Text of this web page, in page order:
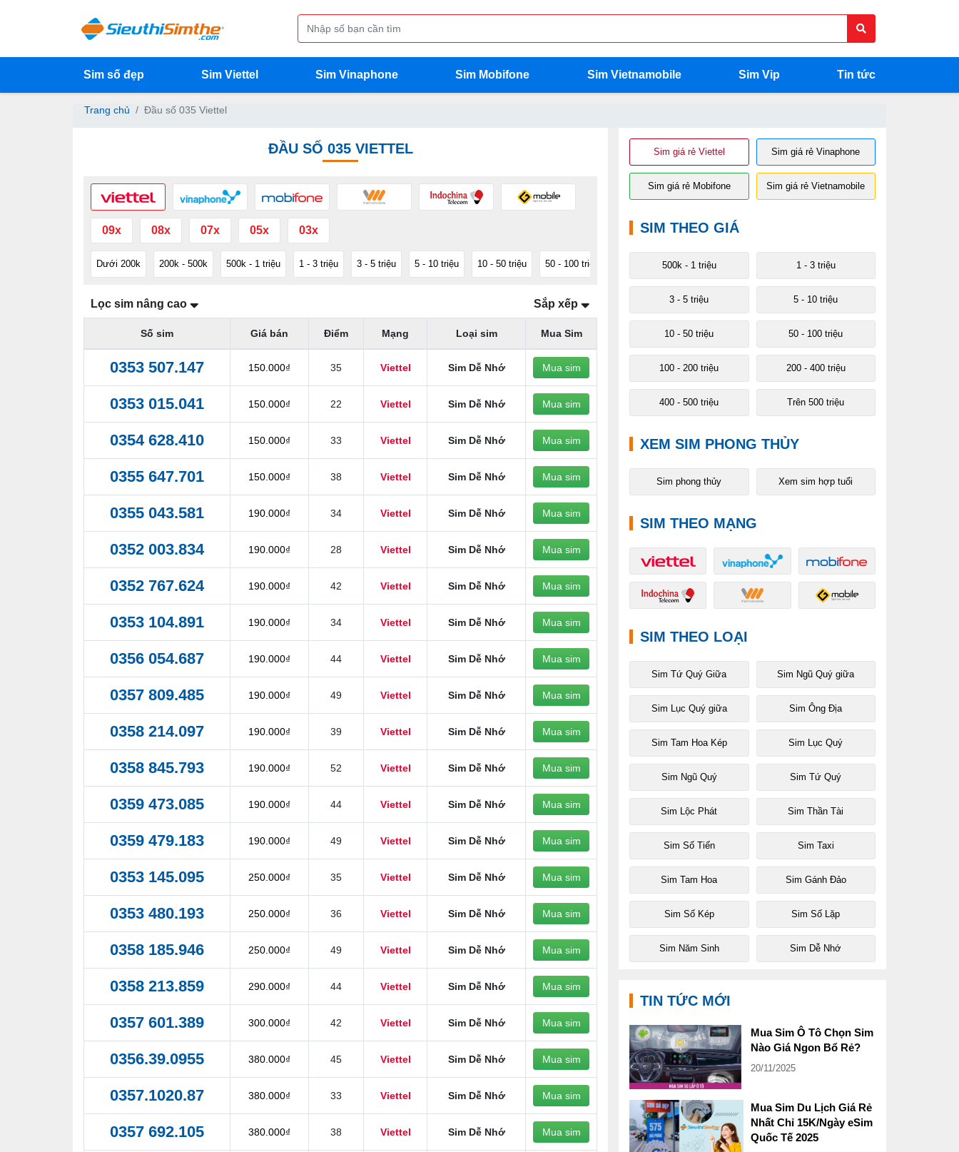
Sim số đẹp Sim Viettel Sim Vinaphone Sim Mobifone Sim Vietnamobile Sim Vip Tin tức
Trang chủ Đầu số 035 Viettel
ĐẦU SỐ 035 VIETTEL
09x 08x 07x 05x 03x
Dưới 200k 200k - 500k 500k - 1 triệu 1 - 3 triệu 3 - 5 triệu 5 - 10 triệu 10 - 50 triệu 50 - 100 triệu 100 - 200 triệu 200 - 400 triệu 400 - 500 triệu
Lọc sim nâng cao Sắp xếp
Số sim Giá bán Điểm Mạng Loại sim Mua Sim
0353 507.147 150.000₫ 35 Viettel Sim Dễ Nhớ Mua sim
0353 015.041 150.000₫ 22 Viettel Sim Dễ Nhớ Mua sim
0354 628.410 150.000₫ 33 Viettel Sim Dễ Nhớ Mua sim
0355 647.701 150.000₫ 38 Viettel Sim Dễ Nhớ Mua sim
0355 043.581 190.000₫ 34 Viettel Sim Dễ Nhớ Mua sim
0352 003.834 190.000₫ 28 Viettel Sim Dễ Nhớ Mua sim
0352 767.624 190.000₫ 42 Viettel Sim Dễ Nhớ Mua sim
0353 104.891 190.000₫ 34 Viettel Sim Dễ Nhớ Mua sim
0356 054.687 190.000₫ 44 Viettel Sim Dễ Nhớ Mua sim
0357 809.485 190.000₫ 49 Viettel Sim Dễ Nhớ Mua sim
0358 214.097 190.000₫ 39 Viettel Sim Dễ Nhớ Mua sim
0358 845.793 190.000₫ 52 Viettel Sim Dễ Nhớ Mua sim
0359 473.085 190.000₫ 44 Viettel Sim Dễ Nhớ Mua sim
0359 479.183 190.000₫ 49 Viettel Sim Dễ Nhớ Mua sim
0353 145.095 250.000₫ 35 Viettel Sim Dễ Nhớ Mua sim
0353 480.193 250.000₫ 36 Viettel Sim Dễ Nhớ Mua sim
0358 185.946 250.000₫ 49 Viettel Sim Dễ Nhớ Mua sim
0358 213.859 290.000₫ 44 Viettel Sim Dễ Nhớ Mua sim
0357 601.389 300.000₫ 42 Viettel Sim Dễ Nhớ Mua sim
0356.39.0955 380.000₫ 45 Viettel Sim Dễ Nhớ Mua sim
0357.1020.87 380.000₫ 33 Viettel Sim Dễ Nhớ Mua sim
0357 692.105 380.000₫ 38 Viettel Sim Dễ Nhớ Mua sim
Sim giá rẻ Viettel Sim giá rẻ Vinaphone
Sim giá rẻ Mobifone Sim giá rẻ Vietnamobile
SIM THEO GIÁ
500k - 1 triệu 1 - 3 triệu
3 - 5 triệu 5 - 10 triệu
10 - 50 triệu 50 - 100 triệu
100 - 200 triệu 200 - 400 triệu
400 - 500 triệu Trên 500 triệu
XEM SIM PHONG THỦY
Sim phong thủy Xem sim hợp tuổi
SIM THEO MẠNG
SIM THEO LOẠI
Sim Tứ Quý Giữa Sim Ngũ Quý giữa
Sim Lục Quý giữa Sim Ông Địa
Sim Tam Hoa Kép Sim Lục Quý
Sim Ngũ Quý Sim Tứ Quý
Sim Lộc Phát Sim Thần Tài
Sim Số Tiến Sim Taxi
Sim Tam Hoa Sim Gánh Đảo
Sim Số Kép Sim Số Lặp
Sim Năm Sinh Sim Dễ Nhớ
TIN TỨC MỚI
Mua Sim Ô Tô Chọn Sim
Nào Giá Ngon Bổ Rẻ?
20/11/2025
Mua Sim Du Lịch Giá Rẻ
Nhất Chỉ 15K/Ngày eSim
Quốc Tế 2025